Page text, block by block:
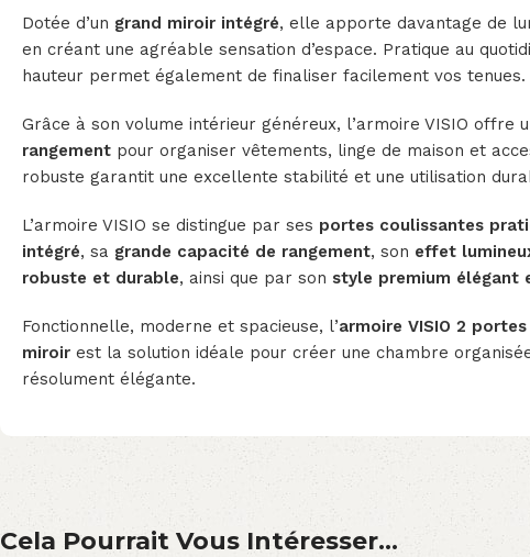
Dotée d’un grand miroir intégré, elle apporte davantage de
en créant une agréable sensation d’espace. Pratique au
hauteur permet également de finaliser facilement vos tenues.
Grâce à son volume intérieur généreux, l’armoire VISIO offre
rangement pour organiser vêtements, linge de maison et
robuste garantit une excellente stabilité et une utilisation
L’armoire VISIO se distingue par ses portes coulissantes
intégré, sa grande capacité de rangement, son effet
robuste et durable, ainsi que par son style premium élégant
Fonctionnelle, moderne et spacieuse, l’armoire VISIO 2
miroir est la solution idéale pour créer une chambre
résolument élégante.
Cela Pourrait Vous Intéresser...